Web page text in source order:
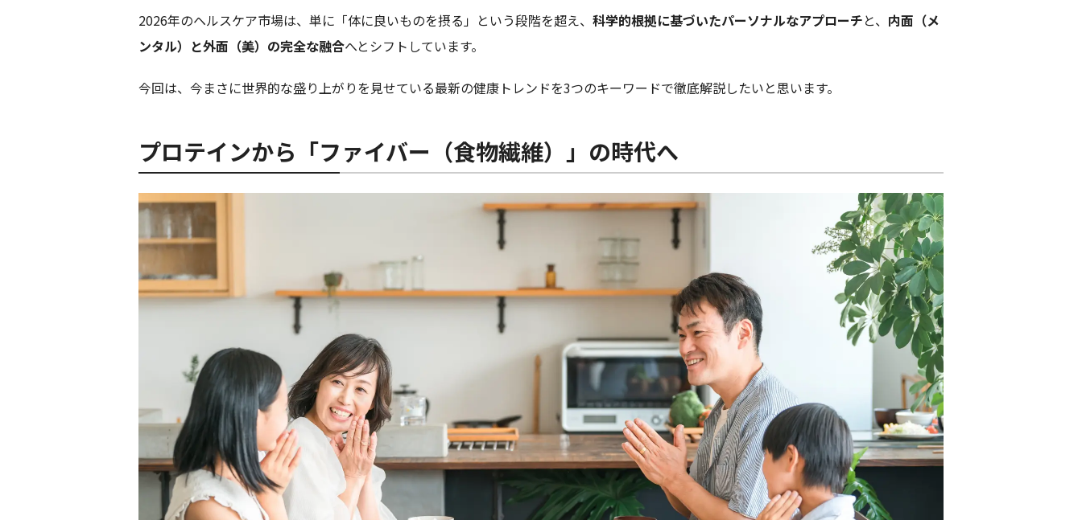
2026年のヘルスケア市場は、単に「体に良いものを摂る」という段階を超え、 科学的根拠に基づいたパーソナルなアプローチと、 内面（メ
ンタル）と外面（美）の完全な融合へとシフトしています。
今回は、今まさに世界的な盛り上がりを見せている最新の健康トレンドを3つのキーワードで徹底解説したいと思います。
プロテインから「ファイバー（食物繊維）」の時代へ